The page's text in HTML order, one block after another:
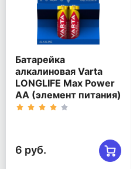
Батарейка
алкалиновая Varta
LONGLIFE Max Power
AA (элемент питания)
6 руб.